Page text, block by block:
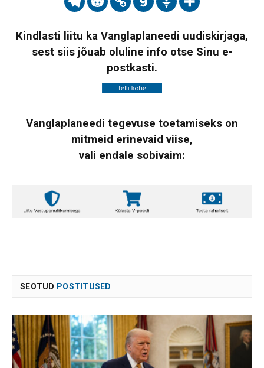
Kindlasti liitu ka Vanglaplaneedi uudiskirjaga,
sest siis jõuab oluline info otse Sinu e-
postkasti.
Vanglaplaneedi tegevuse toetamiseks on
mitmeid erinevaid viise,
vali endale sobivaim:
SEOTUD POSTITUSED